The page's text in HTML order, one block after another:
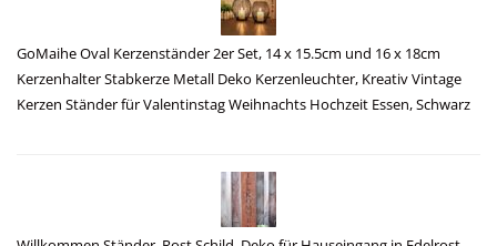
GoMaihe Oval Kerzenständer 2er Set, 14 x 15.5cm und 16 x 18cm
Kerzenhalter Stabkerze Metall Deko Kerzenleuchter, Kreativ Vintage
Kerzen Ständer für Valentinstag Weihnachts Hochzeit Essen, Schwarz